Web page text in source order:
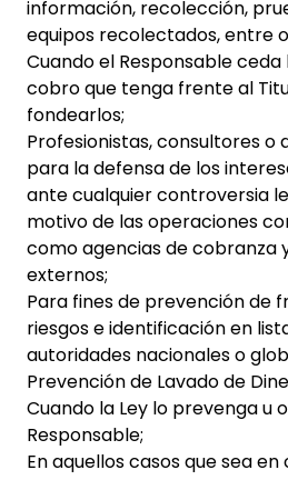
información, recolección,
equipos recolectados, entre
Cuando el Responsable
cobro que tenga frente al
fondearlos;
Profesionistas, consultores o
para la defensa de los
ante cualquier controversia
motivo de las operaciones
como agencias de cobranza
externos;
Para fines de prevención de
riesgos e identificación en
autoridades nacionales o
Prevención de Lavado de
Cuando la Ley lo prevenga u
Responsable;
En aquellos casos que sea